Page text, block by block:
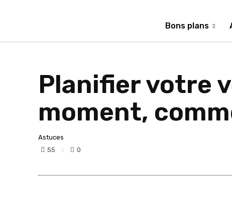
Bons plans
Planifier votre
moment,
Astuces
55
0